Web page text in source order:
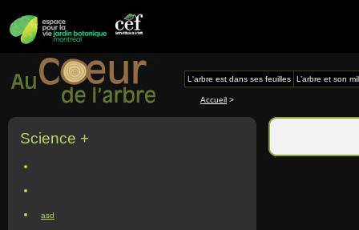
L'arbre est dans ses feuilles L’arbre et son
Accueil >
Science +
asd